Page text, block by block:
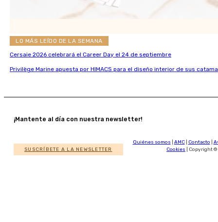
LO MÁS LEÍDO DE LA SEMANA
Cersaie 2026 celebrará el Career Day el 24 de septiembre
Privilège Marine apuesta por HIMACS para el diseño interior de sus
¡Mantente al día con nuestra newsletter!
SUSCRÍBETE A LA NEWSLETTER
Quiénes somos AMC| Contacto
Cookies | Copyright